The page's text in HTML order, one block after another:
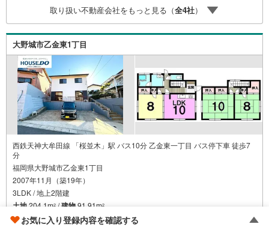
ますとスムーズにご案内が可能です。
取り扱い不動産会社をもっと見る（全4社）
大野城市乙金東1丁目
西鉄天神大牟田線 「桜並木」駅 バス10分 乙金東一丁目 バス停下車 徒歩7
分
福岡県大野城市乙金東1丁目
2007年11月（築19年）
3LDK / 地上2階建
土地204.1m2 /建物91.91m2
リフォーム
お気に入り登録内容を確認する